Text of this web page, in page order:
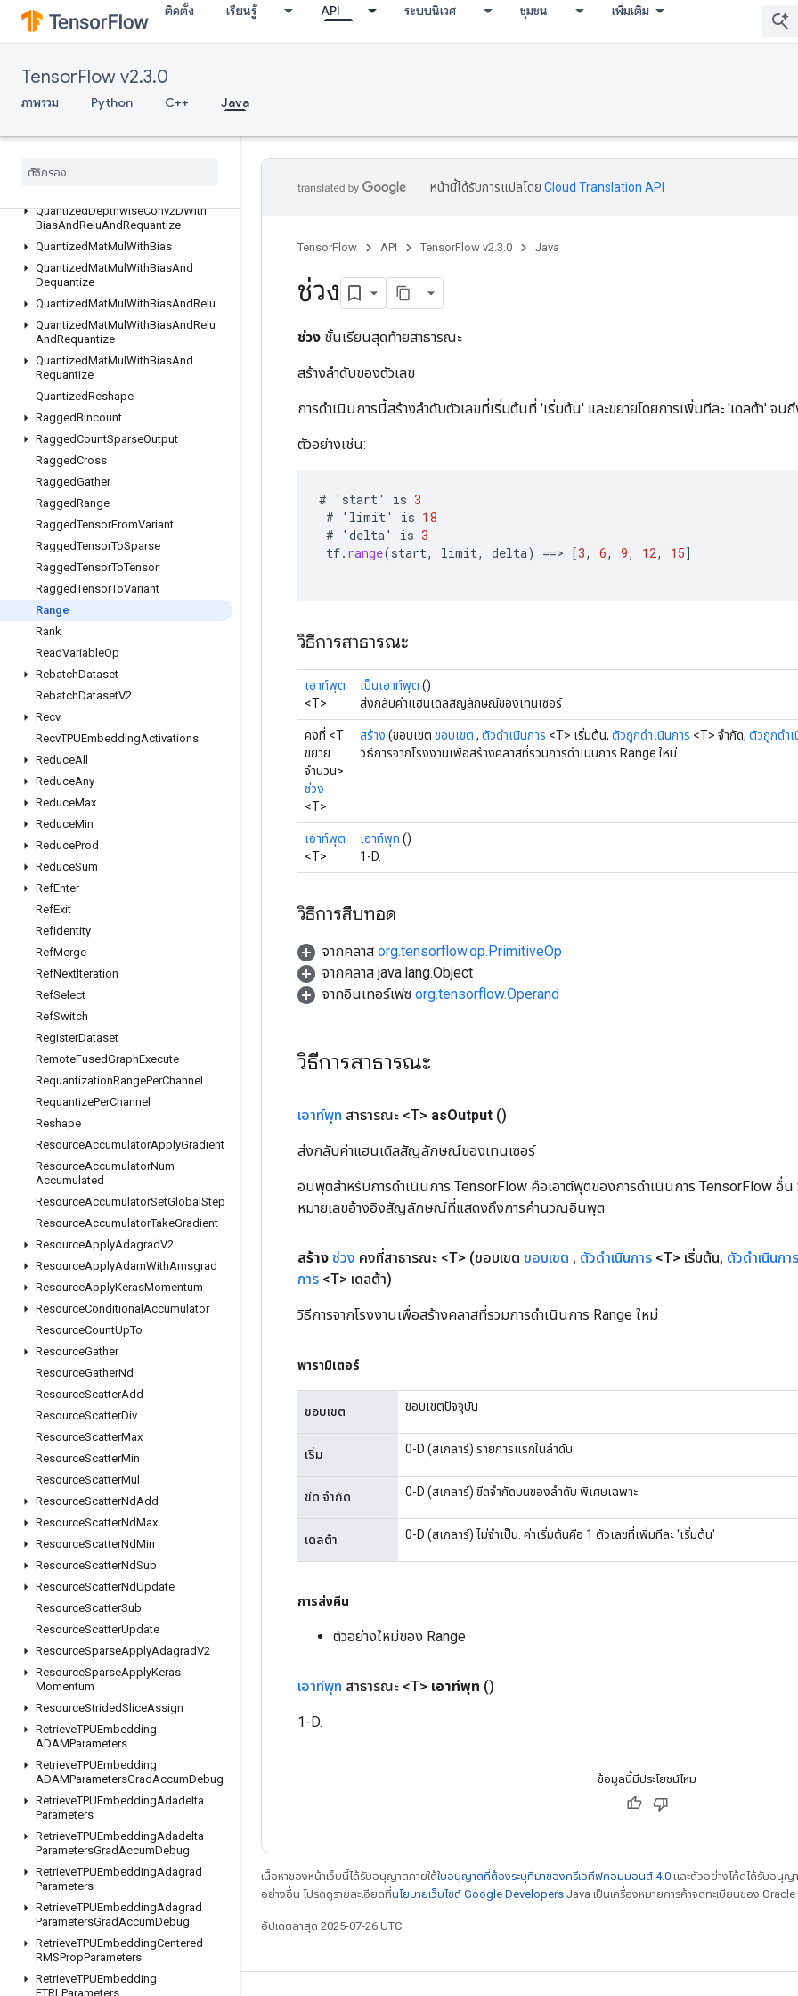
ติดตั้ง เรียนรู้ API ระบบนิเวศ ชุมชน เพิ่มเติม
TensorFlow v2.3.0
ภาพรวม Python C++ Java
QuantizedConv2DWithBiasAndReluAndRequantize
QuantizedConv2DWithBiasAndRequantize
QuantizedConv2DWithBiasSumAndRelu
QuantizedConv2DWithBiasSumAndReluAndRequantize
QuantizedDepthwiseConv2DWith
Quantized
QuantizedDepthwiseConv2DWith
BiasAndReluAndRequantize
QuantizedMatMul WithBias
QuantizedMatMul WithBiasAnd
Dequantize
QuantizedMatMul WithBiasAndRelu
QuantizedMatMul WithBiasAndRelu
AndRequantize
QuantizedMatMul WithBiasAnd
Requantize
QuantizedReshape
RaggedBincount
RaggedCountSparseOutput
RaggedCross
RaggedGather
RaggedRange
RaggedTensorFromVariant
RaggedTensorToSparse
RaggedTensorToTensor
RaggedTensorToVariant
Range
Rank
ReadVariableOp
RebatchDataset
RebatchDatasetV2
Recv
RecvTPUEmbeddingActivations
ReduceAll
ReduceAny
ReduceMax
ReduceMin
ReduceProd
ReduceSum
RefEnter
RefExit
RefIdentity
RefMerge
RefNextIteration
RefSelect
RefSwitch
RegisterDataset
RemoteFusedGraphExecute
RequantizationRangePerChannel
RequantizePerChannel
Reshape
ResourceAccumulatorApplyGradient
ResourceAccumulatorNum
Accumulated
ResourceAccumulatorSetGlobal Step
ResourceAccumulatorTakeGradient
ResourceApplyAdagradV2
ResourceApplyAdamWithAmsgrad
ResourceApplyKerasMomentum
ResourceConditional Accumulator
ResourceCountUpTo
ResourceGather
ResourceGatherNd
ResourceScatterAdd
ResourceScatterDiv
ResourceScatterMax
ResourceScatterMin
ResourceScatterMul
ResourceScatterNdAdd
ResourceScatterNdMax
ResourceScatterNdMin
ResourceScatterNdSub
ResourceScatterNdUpdate
ResourceScatterSub
ResourceScatterUpdate
ResourceSparseApplyAdagradV2
ResourceSparseApplyKeras
Momentum
ResourceStridedSliceAssign
RetrieveTPUEmbedding
ADAMParameters
RetrieveTPUEmbedding
ADAMParametersGradAccumDebug
RetrieveTPUEmbeddingAdadelta
Parameters
RetrieveTPUEmbeddingAdadelta
ParametersGradAccumDebug
RetrieveTPUEmbeddingAdagrad
Parameters
RetrieveTPUEmbeddingAdagrad
ParametersGradAccumDebug
RetrieveTPUEmbeddingCentered
RMSPropParameters
RetrieveTPUEmbedding
FTRLParameters
หน้านี้ได้รับการแปลโดย Cloud Translation API
TensorFlow API TensorFlow v2.3.0 Java
ช่วง
ช่วง ชั้นเรียนสุดท้ายสาธารณะ
สร้างลำดับของตัวเลข
การดำเนินการนี้สร้างลำดับตัวเลขที่เริ่มต้นที่ 'เริ่มต้น' และขยายโดยการเพิ่มทีละ 'เดลต้า' จน
ตัวอย่างเช่น:
# ' start' is 3
#
' limit' is 18
#
' delta' is 3
tf. range(start, limit, delta) ==> [3, 6, 9, 12, 15]
วิธีการสาธารณะ
เอาท์พุต
<T>
เป็นเอาท์พุต ()
ส่งกลับค่าแฮนเดิลสัญลักษณ์ของเทนเซอร์
คงที่ <T
ขยาย
จำนวน>
ช่วง
<T>
สร้าง (ขอบเขต ขอบเขต , ตัวดำเนินการ <T> เริ่มต้น, ตัวถูกดำเนินการ <T> จำกัด, ตัวถูกดำเ
วิธีการจากโรงงานเพื่อสร้างคลาสที่รวมการดำเนินการ Range ใหม่
เอาท์พุต
<T>
เอาท์พุท ()
1-D.
วิธีการสืบทอด
จากคลาส org.tensorflow.op.PrimitiveOp
จากคลาส java.lang.Object
จากอินเทอร์เฟซ org.tensorflow.Operand
วิธีการสาธารณะ
เอาท์พุท สาธารณะ <T> asOutput ()
ส่งกลับค่าแฮนเดิลสัญลักษณ์ของเทนเซอร์
อินพุตสำหรับการดำเนินการ TensorFlow คือเอาต์พุตของการดำเนินการ TensorFlow อื่น
หมายเลขอ้างอิงสัญลักษณ์ที่แสดงถึงการคำนวณอินพุต
สร้าง ช่วง คงที่สาธารณะ <T> (ขอบเขต ขอบเขต , ตัวดำเนินการ <T> เริ่มต้น, ตัวดำเนินการ
การ <T> เดลต้า)
วิธีการจากโรงงานเพื่อสร้างคลาสที่รวมการดำเนินการ Range ใหม่
พารามิเตอร์
ขอบเขต ขอบเขตปัจจุบัน
เริ่ม 0-D (สเกลาร์) รายการแรกในลำดับ
ขีด จำกัด 0-D (สเกลาร์) ขีดจำกัดบนของลำดับ พิเศษเฉพาะ
เดลต้า 0-D (สเกลาร์) ไม่จำเป็น. ค่าเริ่มต้นคือ 1 ตัวเลขที่เพิ่มทีละ 'เริ่มต้น'
การส่งคืน
ตัวอย่างใหม่ของ Range
เอาท์พุท สาธารณะ <T> เอาท์พุท ()
1-D.
ข้อมูลนี้มีประโยชน์ไหม
เนื้อหาของหน้าเว็บนี้ได้รับอนุญาตภายใต้ใบอนุญาตที่ต้องระบุที่มาของครีเอทีฟคอมมอนส์ 4.0 และตัวอย่างโค้ดได้รับอนุญ
อย่างอื่น โปรดดูรายละเอียดที่นโยบายเว็บไซต์ Google Developers Java เป็นเครื่องหมายการค้าจดทะเบียนของ
อัปเดตล่าสุด 2025-07-26 UTC